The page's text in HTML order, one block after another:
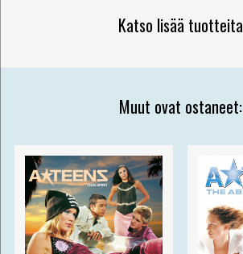
Katso lisää tuotteita
Muut ovat ostaneet: